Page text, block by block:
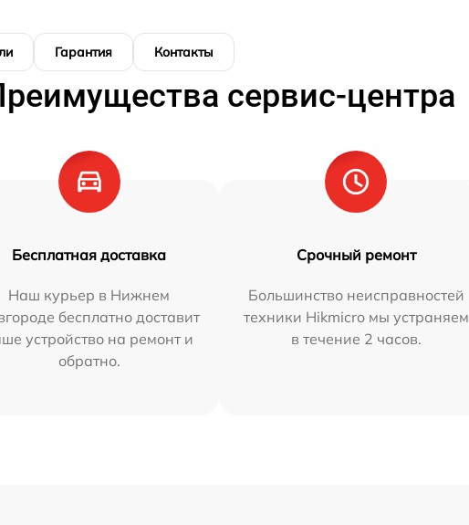
Гарантия Контакты
сервис-центра
Бесплатная доставка
Наш курьер в Нижнем
бесплатно доставит
устройство на ремонт и
обратно.
Срочный ремонт
Большинство неисправностей
техники Hikmicro мы устраняем
в течение 2 часов.